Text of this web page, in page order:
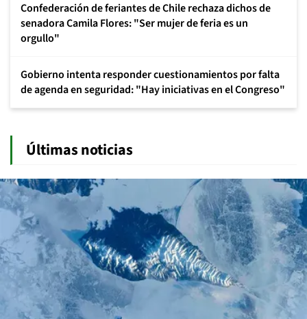
Confederación de feriantes de Chile rechaza dichos de
senadora Camila Flores: "Ser mujer de feria es un
orgullo"
Gobierno intenta responder cuestionamientos por falta
de agenda en seguridad: "Hay iniciativas en el Congreso"
Últimas noticias